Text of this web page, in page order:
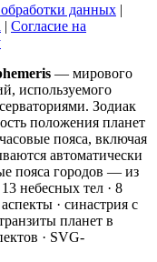
данных |
| Согласие на
— мирового
используемого
Зодиак
положения планет
пояса, включая
автоматически
пояса городов — из
небесных тел · 8
· синастрия с
планет в
· SVG-